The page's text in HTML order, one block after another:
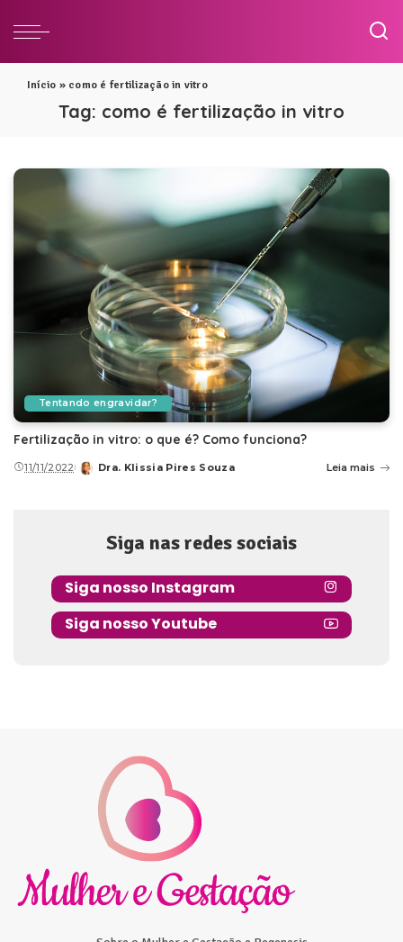
Início » como é fertilização in vitro
Tag: como é fertilização in vitro
Tentando engravidar?
Fertilização in vitro: o que é? Como funciona?
11/11/2022
Posted
Dra. Klissia Pires Souza Leia mais
Siga nas redes sociais
Siga nosso Instagram
Siga nosso Youtube